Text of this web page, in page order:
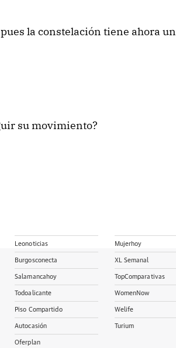
la constelación tiene ahora un
su movimiento?
Leonoticias
Burgosconecta
Salamancahoy
Todoalicante
Piso Compartido
Autocasión
Oferplan
Mujerhoy
XL Semanal
TopComparativas
WomenNow
Welife
Turium